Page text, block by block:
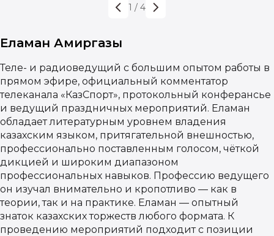
1 / 4
Еламан Амиргазы
Теле- и радиоведущий с большим опытом работы в
прямом эфире, официальный комментатор
телеканала «КазСпорт», протокольный конферансье
и ведущий праздничных мероприятий. Еламан
обладает литературным уровнем владения
казахским языком, притягательной внешностью,
профессионально поставленным голосом, чёткой
дикцией и широким диапазоном
профессиональных навыков. Профессию ведущего
он изучал внимательно и кропотливо — как в
теории, так и на практике. Еламан — опытный
знаток казахских торжеств любого формата. К
проведению мероприятий подходит с позиции